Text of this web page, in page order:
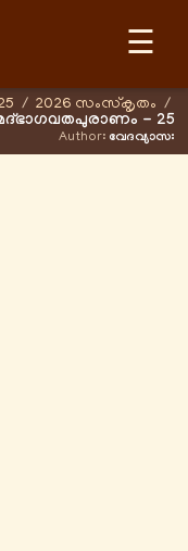
☰
/ 2026 സംസ്കൃതം /
- 25
Author: വേദവ്യാസഃ